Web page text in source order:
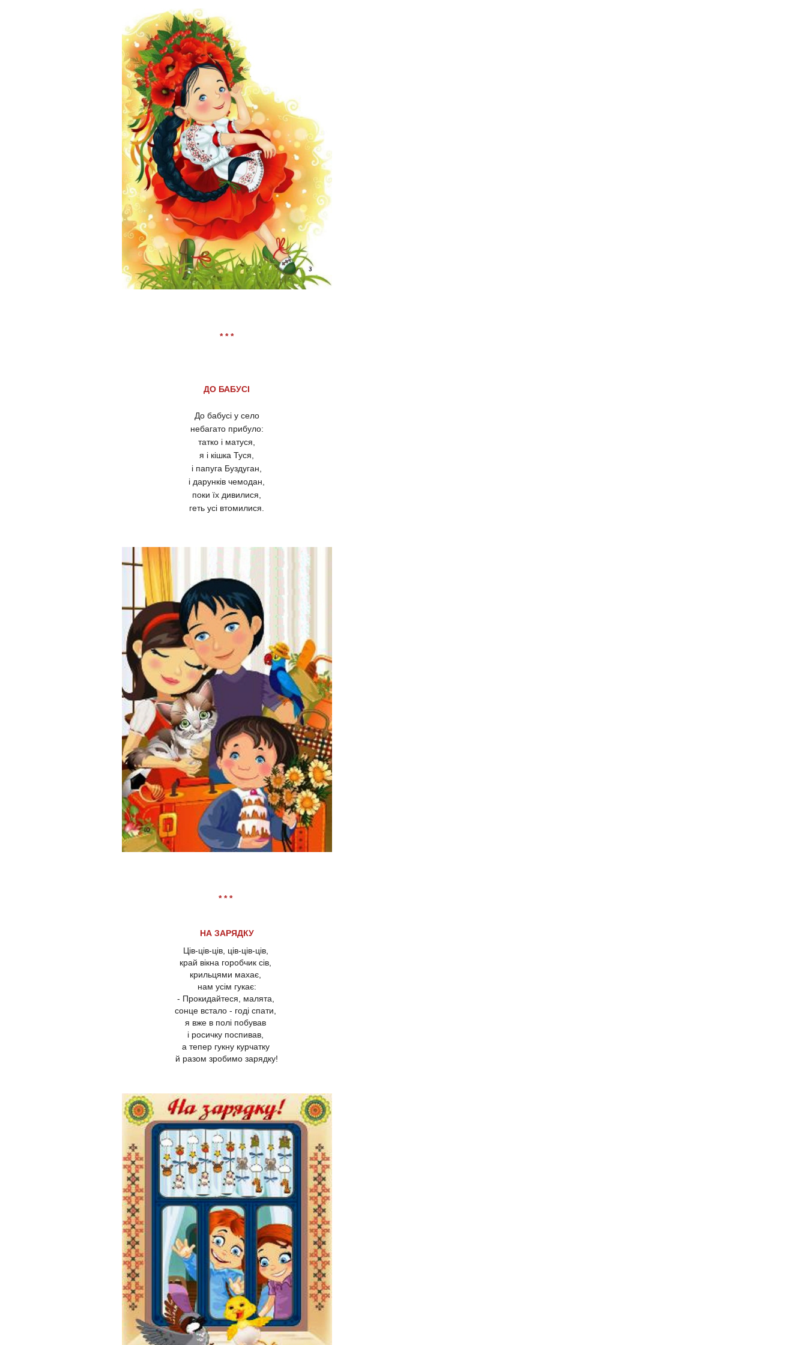
* * *
ДО БАБУСІ
До бабусі у село
небагато прибуло:
татко і матуся,
я і кішка Туся,
і папуга Буздуган,
і дарунків чемодан,
поки їх дивилися,
геть усі втомилися.
* * *
НА ЗАРЯДКУ
Ців-ців-ців, ців-ців-ців,
край вікна горобчик сів,
крильцями махає,
нам усім гукає:
- Прокидайтеся, малята,
сонце встало - годі спати,
я вже в полі побував
і росичку поспивав,
а тепер гукну курчатку
й разом зробимо зарядку!